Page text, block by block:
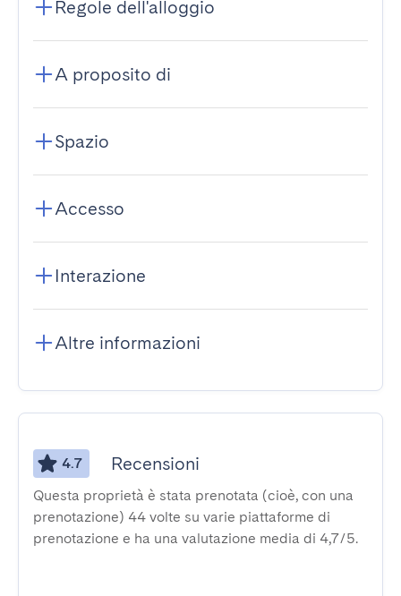
Regole dell'alloggio
A proposito di
Spazio
Accesso
Interazione
Altre informazioni
4.7 Recensioni
Questa proprietà è stata prenotata (cioè, con una
prenotazione) 44 volte su varie piattaforme di
prenotazione e ha una valutazione media di 4,7/5.